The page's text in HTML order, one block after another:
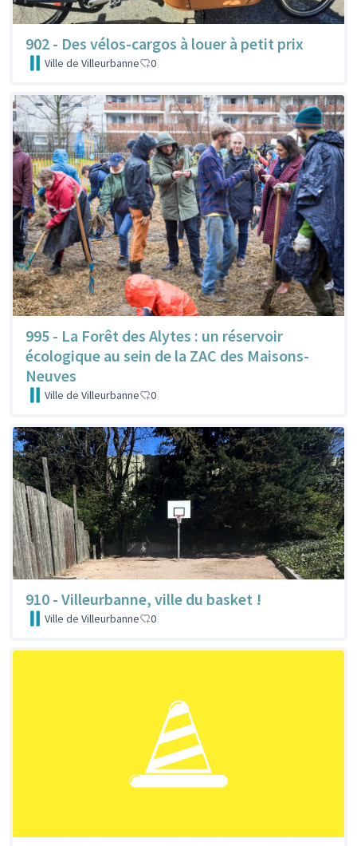
902 - Des vélos-cargos à louer à petit prix
Ville de Villeurbanne 0
995 - La Forêt des Alytes : un réservoir
écologique au sein de la ZAC des Maisons-
Neuves
Ville de Villeurbanne 0
910 - Villeurbanne, ville du basket !
Ville de Villeurbanne 0